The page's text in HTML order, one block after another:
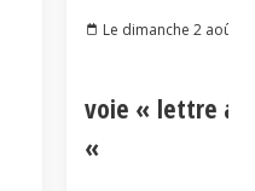
Le dimanche 2 août
voie « lettre
«